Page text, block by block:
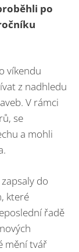
po
víkendu
z nadhledu
V rámci
se
a mohli
do
které
řadě
mění tvář